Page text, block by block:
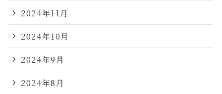
2024年11月
2024年10月
2024年9月
2024年8月